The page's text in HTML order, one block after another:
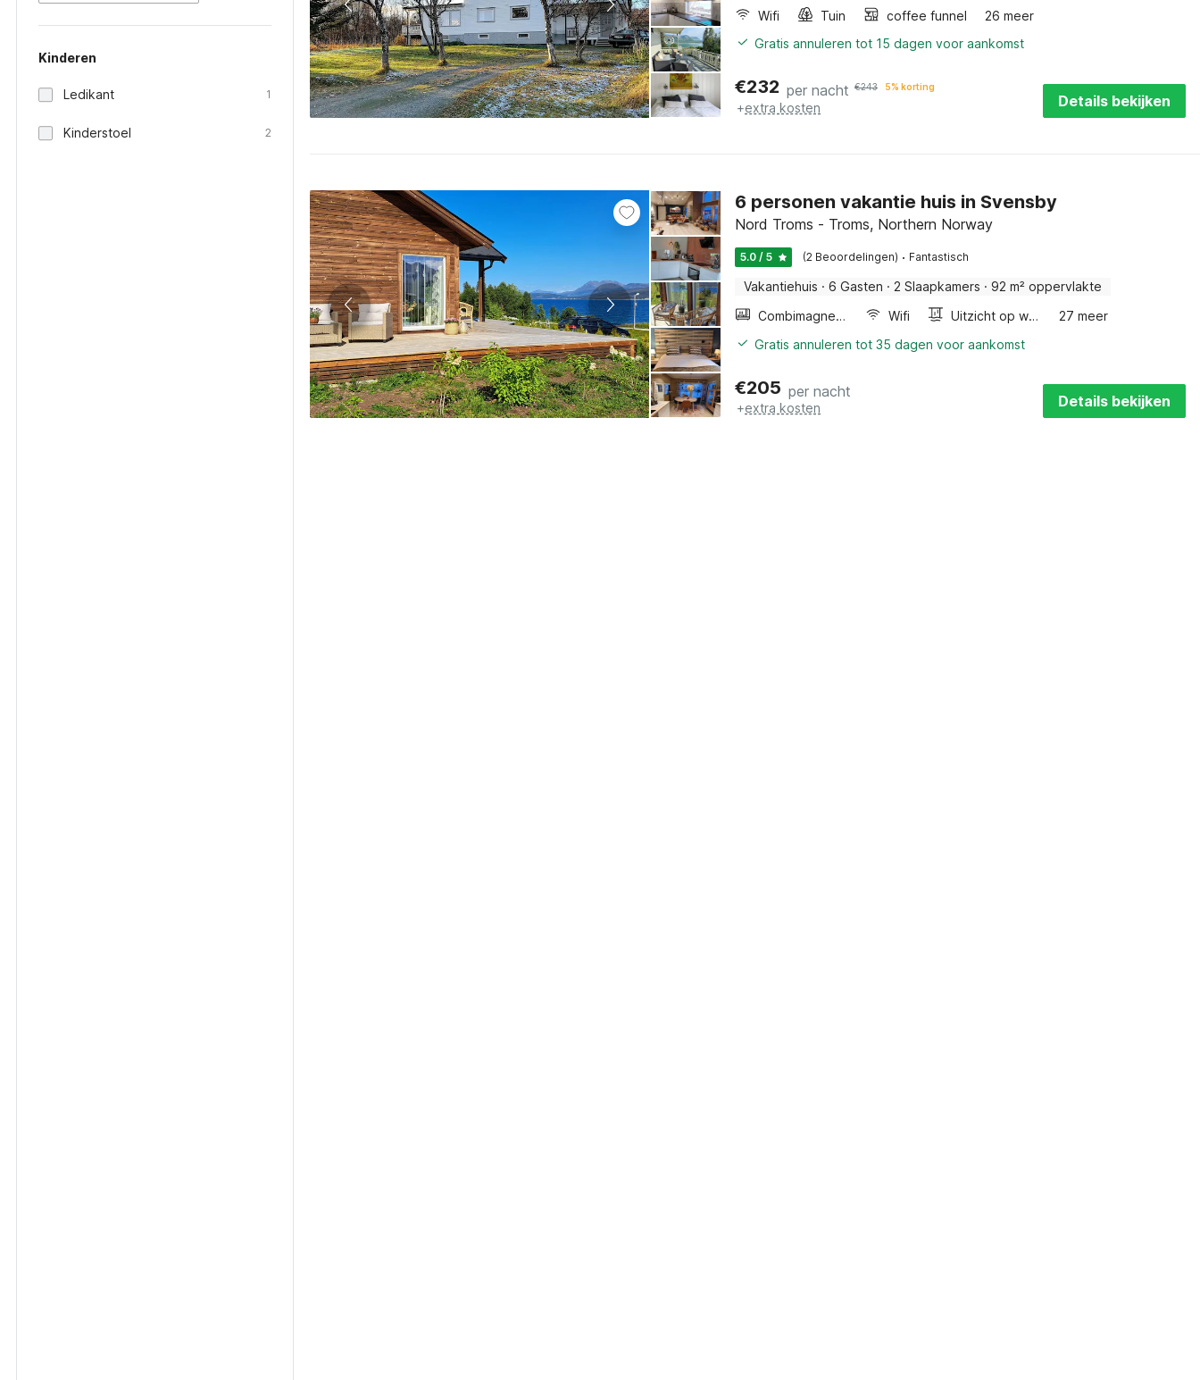
Kinderen
Ledikant 1
Kinderstoel 2
Wifi
Tuin coffee funnel
26 meer
Gratis annuleren tot 15 dagen voor aankomst
€232 per nacht €243 5% korting
+extra kosten Details bekijken
6 personen vakantie huis in Svensby
Nord Troms - Troms, Northern Norway
5.0 / 5 (2 Beoordelingen) · Fantastisch
Vakantiehuis · 6 Gasten · 2 Slaapkamers · 92 m² oppervlakte
Combimagnetron
Wifi Uitzicht op water
27 meer
Gratis annuleren tot 35 dagen voor aankomst
€205 per nacht
+extra kosten Details bekijken